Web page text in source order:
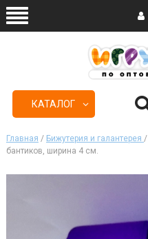
КАТАЛОГ
Главная / Бижутерия и галантерея /
бантиков, ширина 4 см.